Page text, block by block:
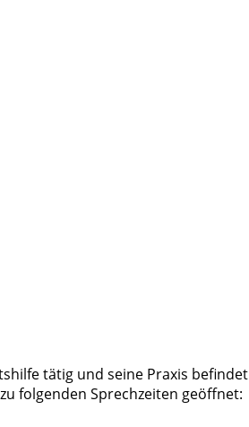
tätig und seine Praxis befindet
folgenden Sprechzeiten geöffnet: